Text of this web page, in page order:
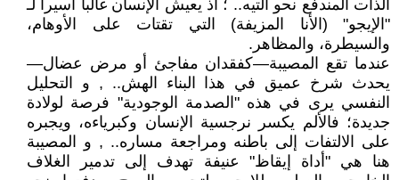
الذات المندفع نحو التيه.. ؛ اذ يعيش الإنسان غالباً أسيراً لـ
"الإيجو" (الأنا المزيفة) التي تقتات على الأوهام،
والسيطرة، والمظاهر.
عندما تقع المصيبة—كفقدان مفاجئ أو مرض عضال—
يحدث شرخ عميق في هذا البناء الهش.. , و التحليل
النفسي يرى في هذه "الصدمة الوجودية" فرصة لولادة
جديدة؛ فالألم يكسر نرجسية الإنسان وكبرياءه، ويجبره
على الالتفات إلى باطنه ومراجعة مساره.. , و المصيبة
هنا هي "أداة إيقاظ" عنيفة تهدف إلى تدمير الغلاف